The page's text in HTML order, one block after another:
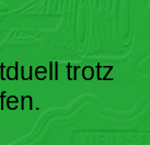
trotz